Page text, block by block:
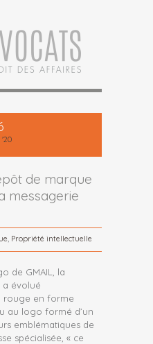
'20
de marque
messagerie
, Propriété intellectuelle
de GMAIL, la
a évolué
rouge en forme
au logo formé d’un
emblématiques de
spécialisée, « ce